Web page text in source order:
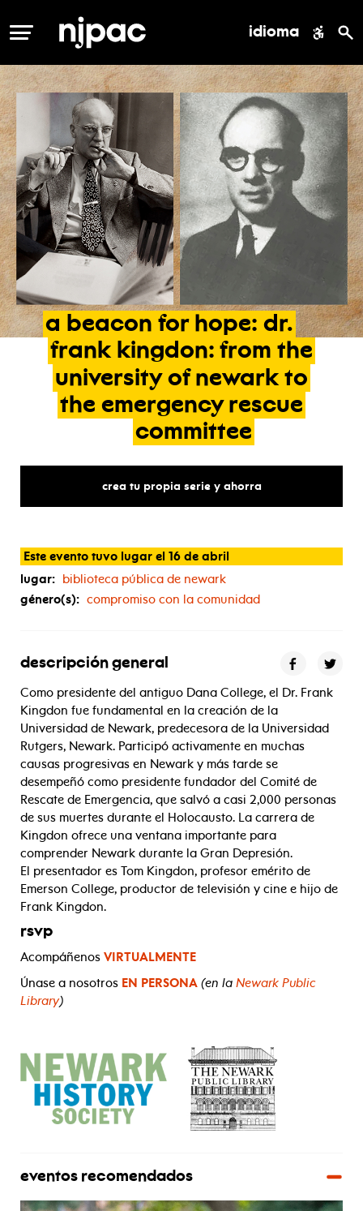
MENÚ idioma
a beacon for hope: dr.
frank kingdon: from the
university of newark to
the emergency rescue
committee
crea tu propia serie y ahorra
Este evento tuvo lugar el 16 de abril
lugar:
biblioteca pública de newark
género(s): compromiso con la comunidad
descripción general
Como presidente del antiguo Dana College, el Dr. Frank
Kingdon fue fundamental en la creación de la
Universidad de Newark, predecesora de la Universidad
Rutgers, Newark. Participó activamente en muchas
causas progresivas en Newark y más tarde se
desempeñó como presidente fundador del Comité de
Rescate de Emergencia, que salvó a casi 2,000 personas
de sus muertes durante el Holocausto. La carrera de
Kingdon ofrece una ventana importante para
comprender Newark durante la Gran Depresión.
El presentador es Tom Kingdon, profesor emérito de
Emerson College, productor de televisión y cine e hijo de
Frank Kingdon.
rsvp
Acompáñenos VIRTUALMENTE
Únase a nosotros EN PERSONA (en la Newark Public
Library)
eventos recomendados